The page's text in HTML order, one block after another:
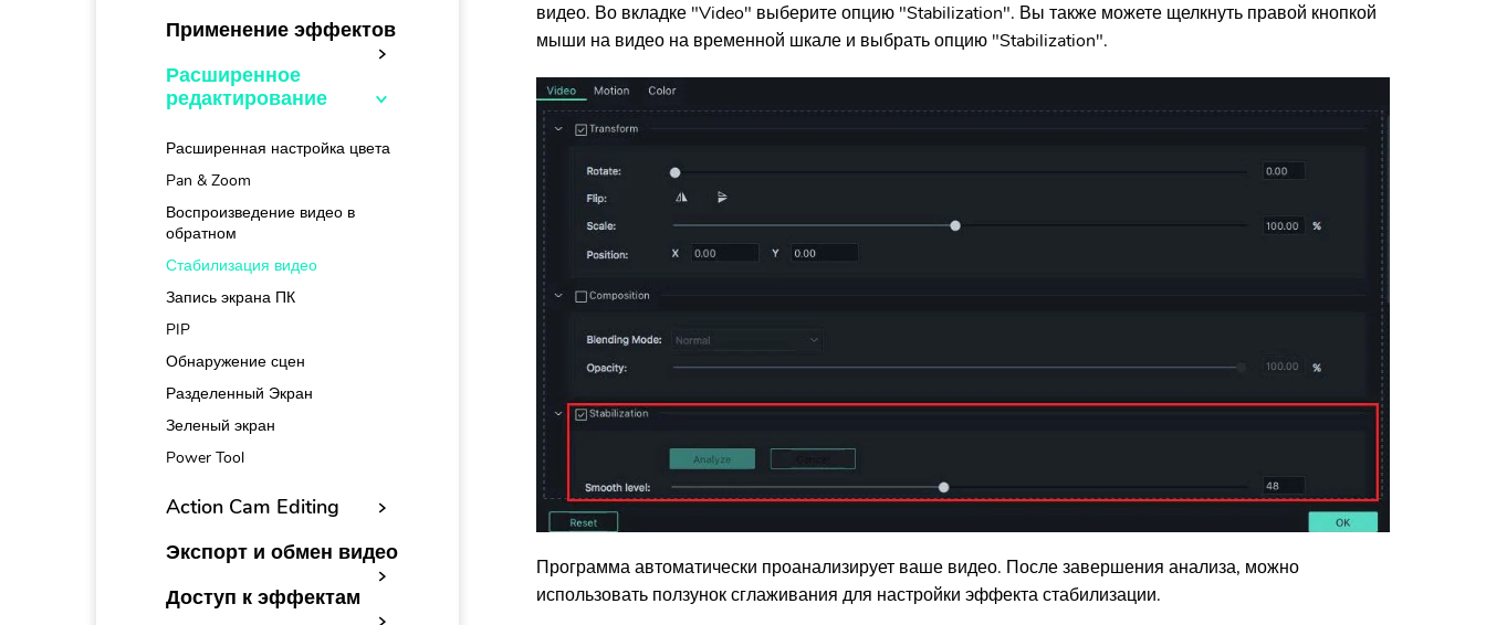
Применение эффектов
Расширенное
редактирование
Расширенная настройка цвета
Pan & Zoom
Воспроизведение видео в
обратном
Стабилизация видео
Запись экрана ПК
PIP
Обнаружение сцен
Разделенный Экран
Зеленый экран
Power Tool
Action Cam Editing
Экспорт и обмен видео
Доступ к эффектам
видео. Во вкладке "Video" выберите опцию "Stabilization". Вы также можете щелкнуть правой кнопкой
мыши на видео на временной шкале и выбрать опцию "Stabilization".
Программа автоматически проанализирует ваше видео. После завершения анализа, можно
использовать ползунок сглаживания для настройки эффекта стабилизации.